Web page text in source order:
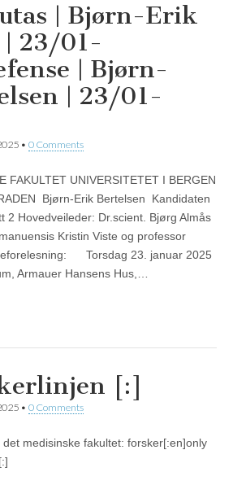
| Bjørn-Erik
| 23/01-
| Bjørn-
| 23/01-
• 0 Comments
FAKULTET UNIVERSITETET I BERGEN
Bjørn-Erik Bertelsen Kandidaten
2 Hovedveileder: Dr.scient. Bjørg Almås
Kristin Viste og professor
Torsdag 23. januar 2025
Armauer Hansens Hus,…
[:]
• 0 Comments
medisinske fakultet: forsker[:en]only